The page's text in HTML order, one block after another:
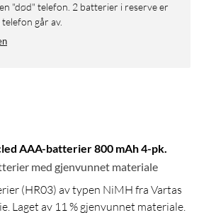
går av.
AAA-batterier 800 mAh 4-pk.
med gjenvunnet materiale
(HR03) av typen NiMH fra Vartas
Laget av 11 % gjenvunnet materiale.